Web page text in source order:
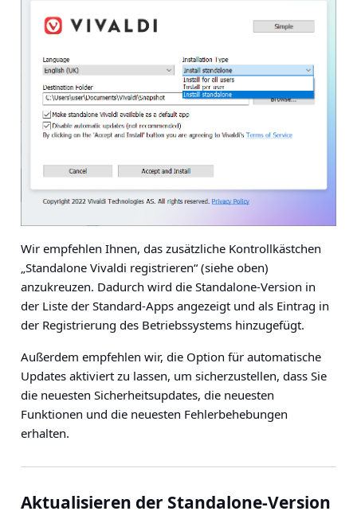
Wir empfehlen Ihnen, das zusätzliche Kontrollkästchen
„Standalone Vivaldi registrieren“ (siehe oben)
anzukreuzen. Dadurch wird die Standalone-Version in
der Liste der Standard-Apps angezeigt und als Eintrag in
der Registrierung des Betriebssystems hinzugefügt.
Außerdem empfehlen wir, die Option für automatische
Updates aktiviert zu lassen, um sicherzustellen, dass Sie
die neuesten Sicherheitsupdates, die neuesten
Funktionen und die neuesten Fehlerbehebungen
erhalten.
Aktualisieren der Standalone-Version